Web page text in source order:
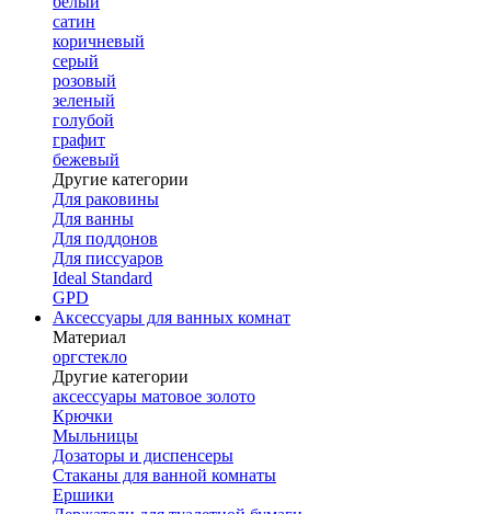
сатин
коричневый
серый
розовый
зеленый
голубой
графит
бежевый
Другие категории
Для раковины
Для ванны
Для поддонов
Для писсуаров
Ideal Standard
GPD
Аксессуары для ванных комнат
Материал
оргстекло
Другие категории
аксессуары матовое золото
Крючки
Мыльницы
Дозаторы и диспенсеры
Стаканы для ванной комнаты
Ершики